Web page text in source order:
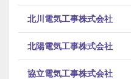
北川電気工事株式会社
北陽電気工事株式会社
協立電気工事株式会社